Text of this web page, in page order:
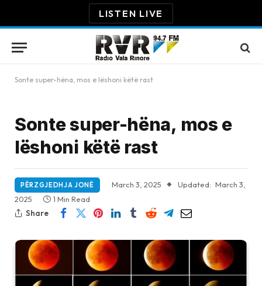
LISTEN LIVE
Sonte super-hëna, mos e lëshoni këtë rast
Sonte super-hëna, mos e
lëshoni këtë rast
PËRZGJEDHJA JONË March 3, 2025 Updated: March 3,
2025
1 Min Read
Share